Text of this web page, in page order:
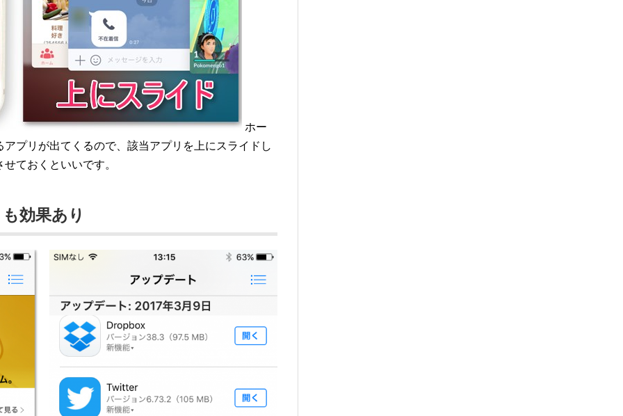
ホー
プリが出てくるので、該当アプリを上にスライドし
ておくといいです。
効果あり